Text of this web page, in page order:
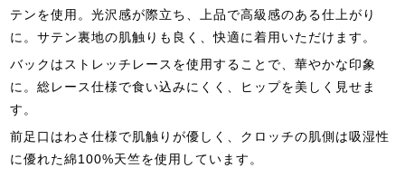
テンを使用。光沢感が際立ち、上品で高級感のある仕上がり
に。サテン裏地の肌触りも良く、快適に着用いただけます。
バックはストレッチレースを使用することで、華やかな印象
に。総レース仕様で食い込みにくく、ヒップを美しく見せま
す。
前足口はわさ仕様で肌触りが優しく、クロッチの肌側は吸湿性
に優れた綿100%天竺を使用しています。